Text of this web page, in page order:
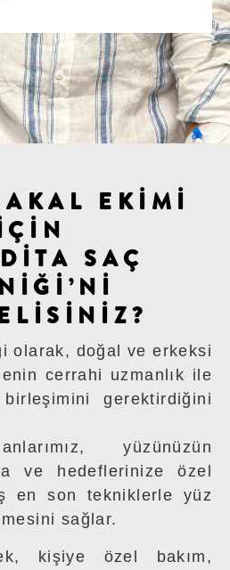
EKİMİ
SAÇ
olarak, doğal ve erkeksi
cerrahi uzmanlık ile
gerektirdiğini
yüzünüzün
ve hedeflerinize özel
en son tekniklerle yüz
sağlar.
kişiye özel bakım,